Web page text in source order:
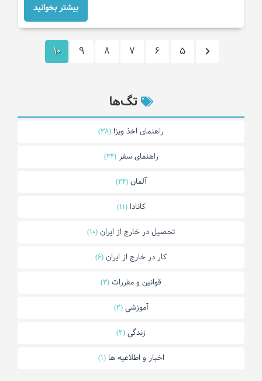
بیشتر بخوانید
5
6
7
8
9
10
تگ‌ها
راهنمای اخذ ویزا (38)
راهنمای سفر(34)
آلمان(24)
کانادا(11)
تحصیل در خارج از ایران (10)
کار در خارج از ایران (6)
قوانین و مقررات (3)
آموزشی(2)
زندگی (2)
اخبار و اطلاعیه ها(1)